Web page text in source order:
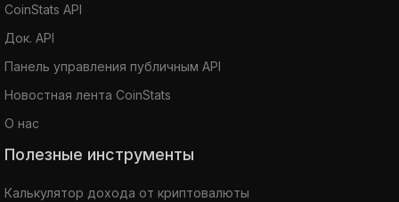
CoinStats API
Док. API
Панель управления публичным API
Новостная лента CoinStats
О нас
Полезные инструменты
Калькулятор дохода от криптовалюты